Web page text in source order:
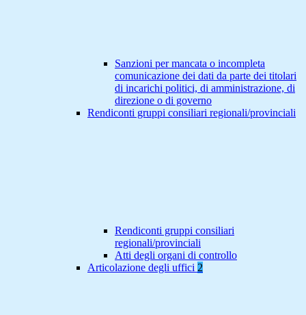
Sanzioni per mancata o incompleta
comunicazione dei dati da parte dei titolari
di incarichi politici, di amministrazione, di
direzione o di governo
Rendiconti gruppi consiliari regionali/provinciali
Rendiconti gruppi consiliari
regionali/provinciali
Atti degli organi di controllo
Articolazione degli uffici 2